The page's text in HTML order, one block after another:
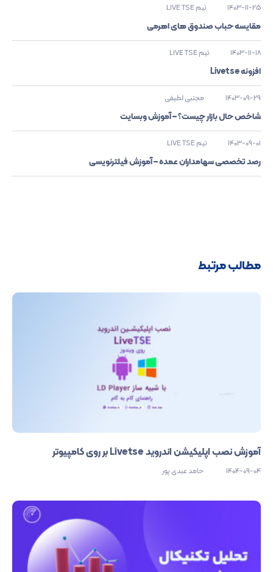
1403-11-25 تیم LIVE TSE
مقایسه حباب صندوق های اهرمی
1403-11-18 تیم LIVE TSE
افزونه Livetse
1403-09-29 مجتبی لطیفی
شاخص حال بازار چیست؟ – آموزش وبسایت
1403-09-01 تیم LIVE TSE
رصد تخصصی سهامداران عمده – آموزش فیلترنویسی
مطالب مرتبط
آموزش نصب اپلیکیشن اندروید Livetse بر روی کامپیوتر
1404-09-04 حامد عبدی پور